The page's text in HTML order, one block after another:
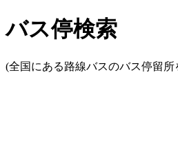
バス停検索
(全国にある路線バスのバス停留